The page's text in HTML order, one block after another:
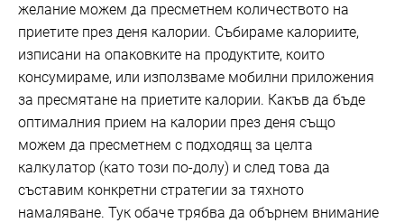
желание можем да пресметнем количеството на
приетите през деня калории. Събираме калориите,
изписани на опаковките на продуктите, които
консумираме, или използваме мобилни приложения
за пресмятане на приетите калории. Какъв да бъде
оптималния прием на калории през деня също
можем да пресметнем с подходящ за целта
калкулатор (като този по-долу) и след това да
съставим конкретни стратегии за тяхното
намаляване. Тук обаче трябва да обърнем внимание